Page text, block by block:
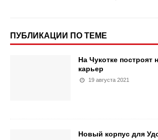
ПУБЛИКАЦИИ ПО ТЕМЕ
На Чукотке
карьер
19 августа 2021
Новый корпус для